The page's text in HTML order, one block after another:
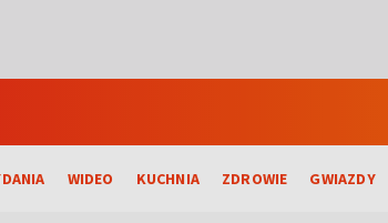
WIDEO KUCHNIA ZDROWIE GWIAZDY